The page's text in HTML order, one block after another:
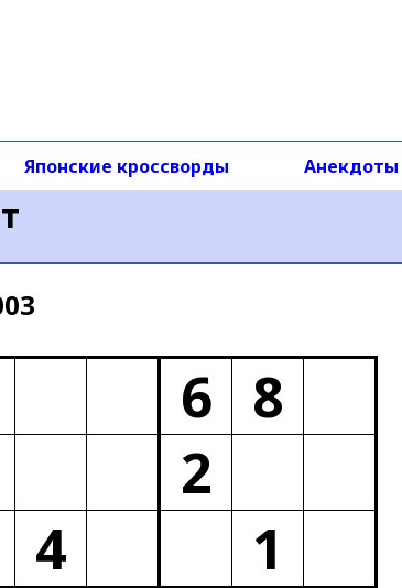
Японские кроссворды Анекдоты
6 8
2
4
1